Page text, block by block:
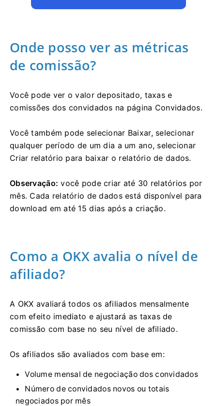
Onde posso ver as métricas
de comissão?
Você pode ver o valor depositado, taxas e
comissões dos convidados na página Convidados.
Você também pode selecionar Baixar, selecionar
qualquer período de um dia a um ano, selecionar
Criar relatório para baixar o relatório de dados.
Observação: você pode criar até 30 relatórios por
mês. Cada relatório de dados está disponível para
download em até 15 dias após a criação.
Como a OKX avalia o nível de
afiliado?
A OKX avaliará todos os afiliados mensalmente
com efeito imediato e ajustará as taxas de
comissão com base no seu nível de afiliado.
Os afiliados são avaliados com base em:
Volume mensal de negociação dos convidados
Número de convidados novos ou totais
negociados por mês